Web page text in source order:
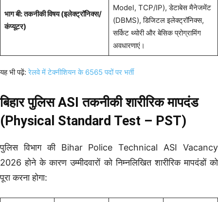
भाग बी: तकनीकी विषय (इलेक्ट्रॉनिक्स/
कंप्यूटर)
Model, TCP/IP), डेटाबेस मैनेजमेंट
(DBMS), डिजिटल इलेक्ट्रॉनिक्स,
सर्किट थ्योरी और बेसिक प्रोग्रामिंग
अवधारणाएं।
यह भी पढ़ें: रेलवे में टेक्नीशियन के 6565 पदों पर भर्ती
बिहार पुलिस ASI तकनीकी शारीरिक मापदंड
(Physical Standard Test – PST)
पुलिस विभाग की Bihar Police Technical ASI Vacancy
2026 होने के कारण उम्मीदवारों को निम्नलिखित शारीरिक मापदंडों को
पूरा करना होगा: